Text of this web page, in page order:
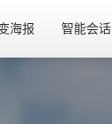
海报 智能会话